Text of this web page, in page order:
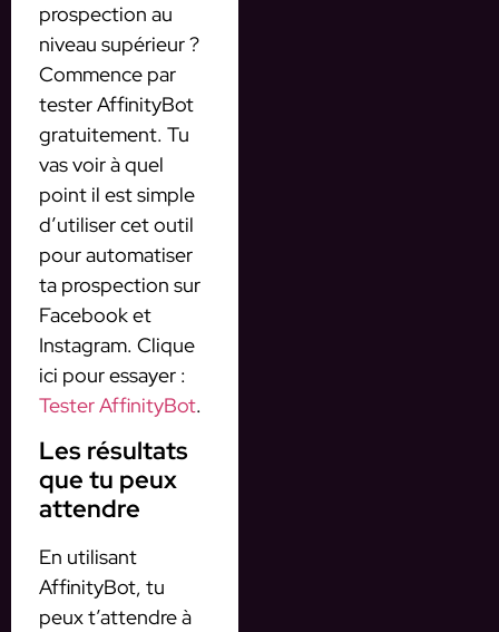
prospection au
niveau supérieur ?
Commence par
tester AffinityBot
gratuitement. Tu
vas voir à quel
point il est simple
d’utiliser cet outil
pour automatiser
ta prospection sur
Facebook et
Instagram. Clique
ici pour essayer :
Tester AffinityBot.
Les résultats
que tu peux
attendre
En utilisant
AffinityBot, tu
peux t’attendre à